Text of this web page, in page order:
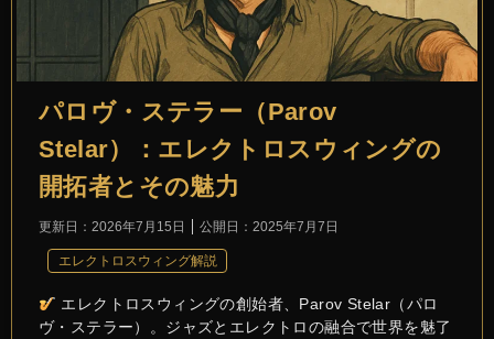
パロヴ・ステラー（Parov
Stelar）：エレクトロスウィングの
開拓者とその魅力
更新日： 2026年7月15日 公開日： 2025年7月7日
エレクトロスウィング解説
エレクトロスウィングの創始者、Parov Stelar（パロ
ヴ・ステラー）。ジャズとエレクトロの融合で世界を魅了